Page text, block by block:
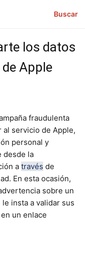
Buscar
los datos
Apple
fraudulenta
servicio de Apple,
personal y
desde la
a través de
En esta ocasión,
sobre un
insta a validar sus
un enlace